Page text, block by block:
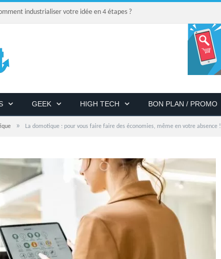
industrialiser votre idée en 4 étapes ?
GEEK HIGH TECH BON PLAN / PROMO
» La domotique : pour vous faire faire des économies, même en votre absence !